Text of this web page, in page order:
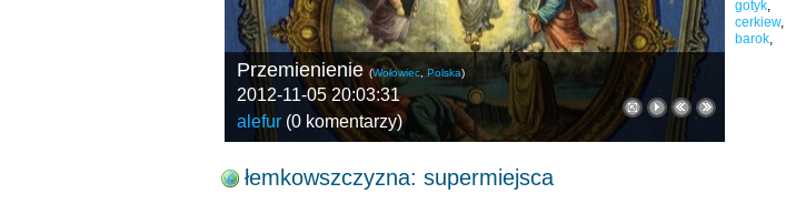
gotyk,
cerkiew,
barok,
Przemienienie (Wołowiec, Polska)
2012-11-05 20:03:31
alefur(0 komentarzy)
łemkowszczyzna: supermiejsca